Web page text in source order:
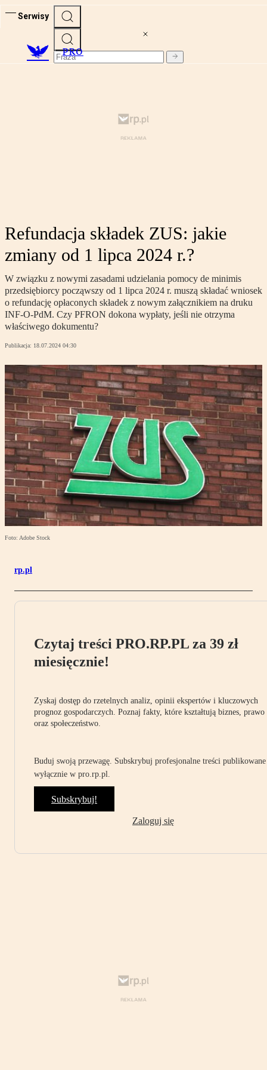
Serwisy
PRO
Refundacja składek ZUS: jakie
zmiany od 1 lipca 2024 r.?
W związku z nowymi zasadami udzielania pomocy de minimis
przedsiębiorcy począwszy od 1 lipca 2024 r. muszą składać wniosek
o refundację opłaconych składek z nowym załącznikiem na druku
INF-O-PdM. Czy PFRON dokona wypłaty, jeśli nie otrzyma
właściwego dokumentu?
Publikacja: 18.07.2024 04:30
Foto: Adobe Stock
rp.pl
Czytaj treści PRO.RP.PL za 39 zł
miesięcznie!
Zyskaj dostęp do rzetelnych analiz, opinii ekspertów i kluczowych
prognoz gospodarczych. Poznaj fakty, które kształtują biznes, prawo
oraz społeczeństwo.
Buduj swoją przewagę. Subskrybuj profesjonalne treści publikowane
wyłącznie w pro.rp.pl.
Subskrybuj!
Zaloguj się